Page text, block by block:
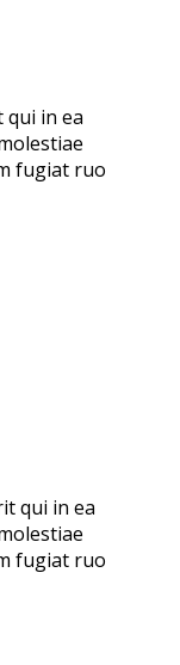
in ea
fugiat ruo
qui in ea
fugiat ruo